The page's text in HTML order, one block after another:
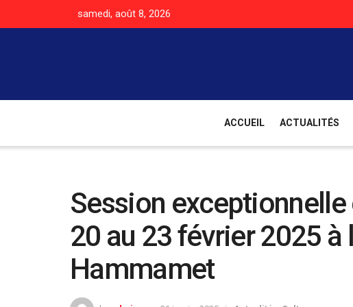
samedi, août 8, 2026
ACCUEIL ACTUALITÉS
Session
20 au 23 février 2025
Hammamet